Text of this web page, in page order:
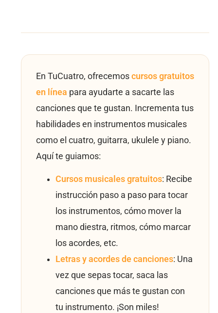
En TuCuatro, ofrecemos cursos gratuitos
en línea para ayudarte a sacarte las
canciones que te gustan. Incrementa tus
habilidades en instrumentos musicales
como el cuatro, guitarra, ukulele y piano.
Aquí te guiamos:
Cursos musicales gratuitos: Recibe
instrucción paso a paso para tocar
los instrumentos, cómo mover la
mano diestra, ritmos, cómo marcar
los acordes, etc.
Letras y acordes de canciones: Una
vez que sepas tocar, saca las
canciones que más te gustan con
tu instrumento. ¡Son miles!